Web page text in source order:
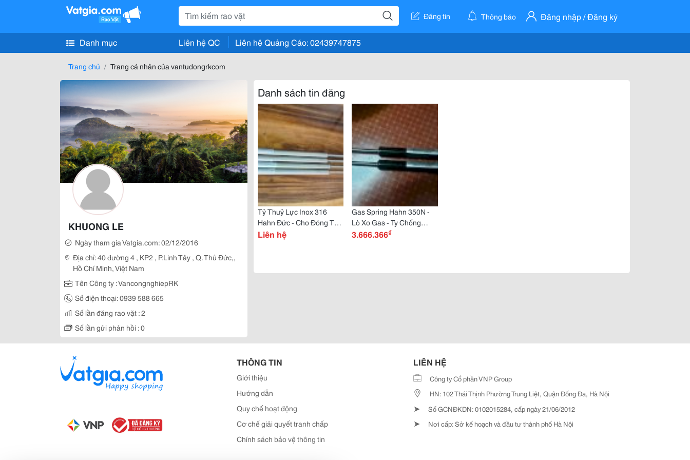
Đăng tin Thông báo Đăng nhập / Đăng ký
Danh mục Liên hệ QC Liên hệ Quảng Cáo: 02439747875
Trang chủ Trang cá nhân của vantudongrkcom
KHUONG LE
Ngày tham gia Vatgia.com: 02/12/2016
Địa chỉ: 40 đường 4 , KP2 , P.Linh Tây , Q. Thủ Đức,,
Hồ Chí Minh, Việt Nam
Tên Công ty : VancongnghiepRK
Số điện thoại: 0939 588 665
Số lần đăng rao vặt : 2
Số lần gửi phản hồi : 0
Danh sách tin đăng
Tỷ Thuỷ Lực Inox 316
Hahn Đức - Cho Đóng Tàu
, Môi Trường Hoá Chất
Liên hệ
Gas Spring Hahn 350N -
Lò Xo Gas - Ty Chống
Thủy Lực Germany
3.666.366₫
THÔNG TIN
Giới thiệu
Hướng dẫn
Quy chế hoạt động
Cơ chế giải quyết tranh chấp
Chính sách bảo vệ thông tin
LIÊN HỆ
Công ty Cổ phần VNP Group
HN: 102 Thái Thịnh Phường Trung Liệt, Quận Đống Đa, Hà Nội
➤ Số GCNĐKDN: 0102015284, cấp ngày 21/06/2012
➤ Nơi cấp: Sở kế hoạch và đầu tư thành phố Hà Nội